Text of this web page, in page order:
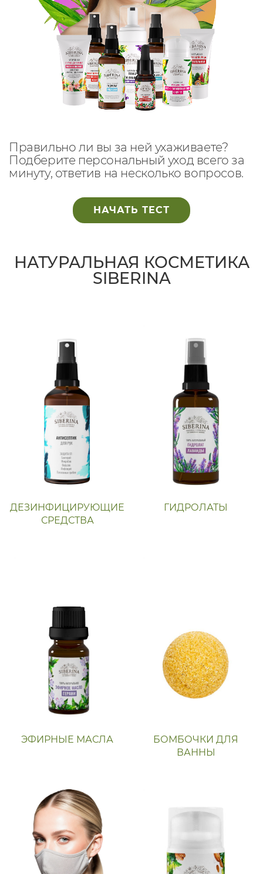
Правильно ли вы за ней ухаживаете?
Подберите персональный уход всего за
минуту, ответив на несколько вопросов.
НАЧАТЬ ТЕСТ
НАТУРАЛЬНАЯ КОСМЕТИКА
SIBERINA
ДЕЗИНФИЦИРУЮЩИЕ
СРЕДСТВА
ГИДРОЛАТЫ
ЭФИРНЫЕ МАСЛА
БОМБОЧКИ ДЛЯ
ВАННЫ